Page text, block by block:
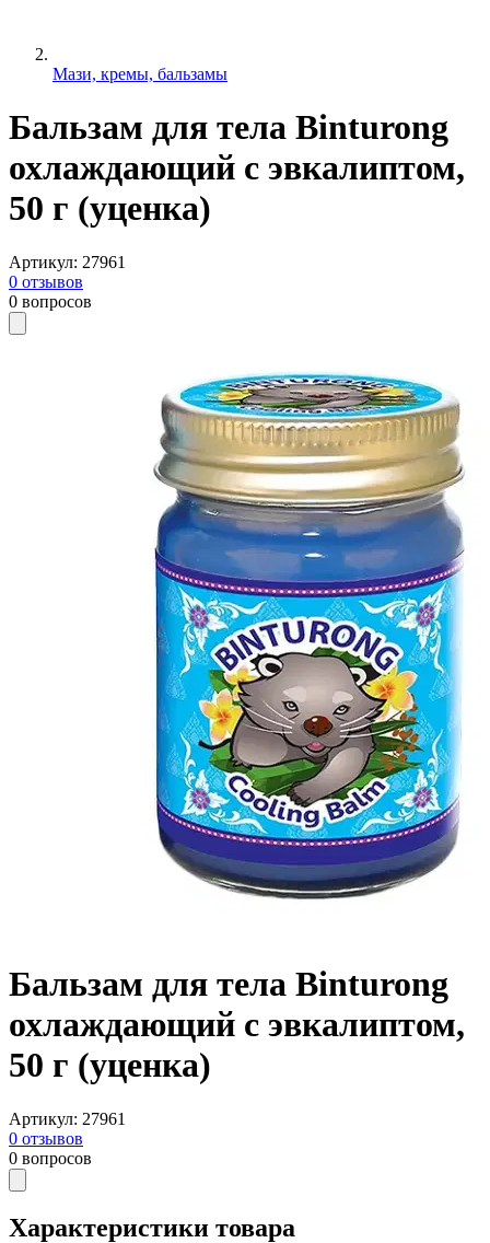
Мази, кремы, бальзамы
Бальзам для тела Binturong
охлаждающий с эвкалиптом,
50 г (уценка)
Артикул: 27961
0 отзывов
0 вопросов
Бальзам для тела Binturong
охлаждающий с эвкалиптом,
50 г (уценка)
Артикул: 27961
0 отзывов
0 вопросов
Характеристики товара